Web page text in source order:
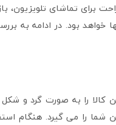
تماشای تلویزیون،
خواهد بود. در ادامه
را به صورت گرد و
را می گیرد. هنگام